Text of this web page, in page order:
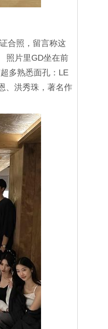
合照，留言称这
照片里GD坐在前
多熟悉面孔：LE
、洪秀珠，著名作